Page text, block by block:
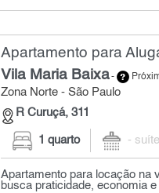
Apartamento para
Vila Maria Baixa-
Zona Norte - São Paulo
R Curuçá, 311
1 quarto - suíte
Apartamento para locação na
busca praticidade, economia